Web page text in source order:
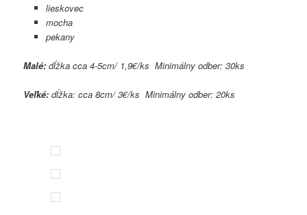
lieskovec
mocha
pekany
Malé: dĺžka cca 4-5cm/ 1,9€/ks Minimálny odber: 30ks
Veľké: dĺžka: cca 8cm/ 3€/ks Minimálny odber: 20ks